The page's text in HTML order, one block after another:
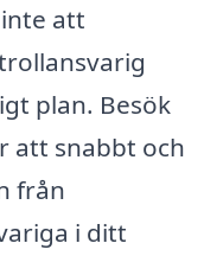
att
plan. Besök
att snabbt och
från
i ditt